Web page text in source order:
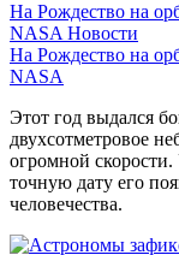
На Рождество на
NASA Новости
На Рождество на
NASA
Этот год выдался
двухсотметровое
огромной
точную дату его
человечества.